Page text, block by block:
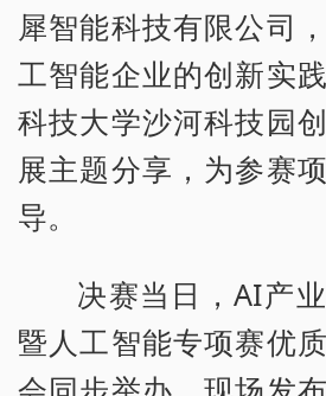
犀智能科技有限公司
工智能企业的创新实
科技大学沙河科技园
展主题分享，为参赛
导。
决赛当日，AI产
暨人工智能专项赛优